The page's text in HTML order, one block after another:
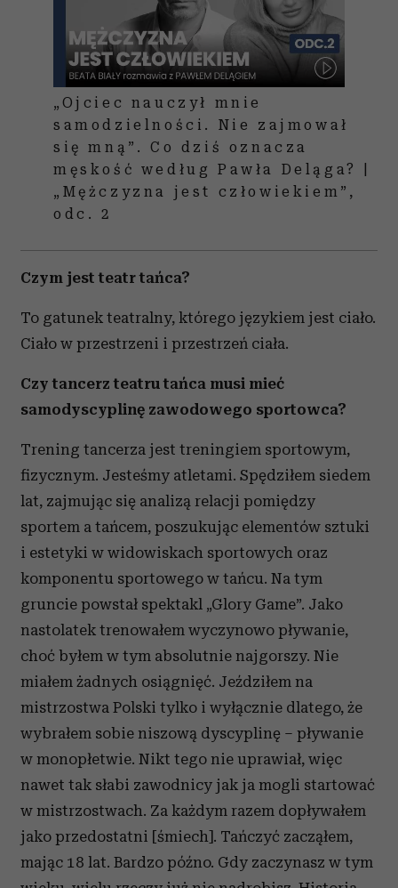
Partnerzy mogą połączyć te informacje z innymi danymi
otrzymanymi od Ciebie lub uzyskanymi podczas
korzystania z ich usług.
„Ojciec nauczył mnie
samodzielności. Nie zajmował
się mną”. Co dziś oznacza
męskość według Pawła Deląga? |
„Mężczyzna jest człowiekiem”,
odc. 2
Czym jest teatr tańca?
To gatunek teatralny, którego językiem jest ciało.
Ciało w przestrzeni i przestrzeń ciała.
Czy tancerz teatru tańca musi mieć
samodyscyplinę zawodowego sportowca?
Trening tancerza jest treningiem sportowym,
fizycznym. Jesteśmy atletami. Spędziłem siedem
lat, zajmując się analizą relacji pomiędzy
sportem a tańcem, poszukując elementów sztuki
i estetyki w widowiskach sportowych oraz
komponentu sportowego w tańcu. Na tym
gruncie powstał spektakl „Glory Game”. Jako
nastolatek trenowałem wyczynowo pływanie,
choć byłem w tym absolutnie najgorszy. Nie
miałem żadnych osiągnięć. Jeździłem na
mistrzostwa Polski tylko i wyłącznie dlatego, że
wybrałem sobie niszową dyscyplinę – pływanie
w monopłetwie. Nikt tego nie uprawiał, więc
nawet tak słabi zawodnicy jak ja mogli startować
w mistrzostwach. Za każdym razem dopływałem
jako przedostatni [śmiech]. Tańczyć zacząłem,
mając 18 lat. Bardzo późno. Gdy zaczynasz w tym